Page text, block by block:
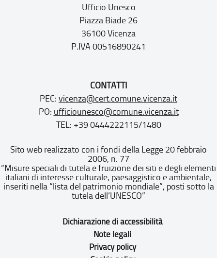
Ufficio Unesco
Piazza Biade 26
36100 Vicenza
P.IVA 00516890241
CONTATTI
PEC: vicenza@cert.comune.vicenza.it
PO: ufficiounesco@comune.vicenza.it
TEL: +39 0444222115/1480
Sito web realizzato con i fondi della Legge 20 febbraio
2006, n. 77
“Misure speciali di tutela e fruizione dei siti e degli elementi
italiani di interesse culturale, paesaggistico e ambientale,
inseriti nella “lista del patrimonio mondiale”, posti sotto la
tutela dell’UNESCO”
Dichiarazione di accessibilità
Note legali
Privacy policy